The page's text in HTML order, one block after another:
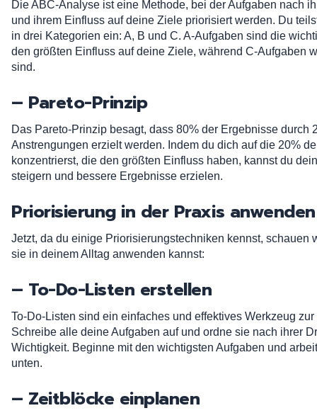
Die ABC-Analyse ist eine Methode, bei der Aufgaben nach
und ihrem Einfluss auf deine Ziele priorisiert werden. Du
in drei Kategorien ein: A, B und C. A-Aufgaben sind die
den größten Einfluss auf deine Ziele, während C-Aufgaben
sind.
– Pareto-Prinzip
Das Pareto-Prinzip besagt, dass 80% der Ergebnisse durch
Anstrengungen erzielt werden. Indem du dich auf die 20%
konzentrierst, die den größten Einfluss haben, kannst du
steigern und bessere Ergebnisse erzielen.
Priorisierung in der Praxis anwenden
Jetzt, da du einige Priorisierungstechniken kennst, schauen
sie in deinem Alltag anwenden kannst:
– To-Do-Listen erstellen
To-Do-Listen sind ein einfaches und effektives Werkzeug
Schreibe alle deine Aufgaben auf und ordne sie nach ihrer
Wichtigkeit. Beginne mit den wichtigsten Aufgaben und
unten.
– Zeitblöcke einplanen